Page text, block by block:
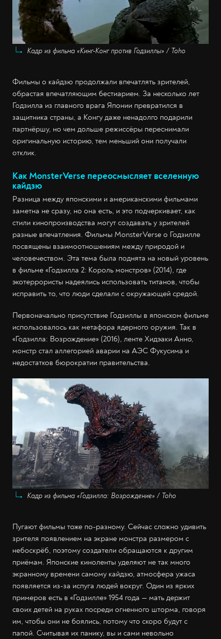
Кадр из фильма «Кинг-Конг против Годзиллы» / Toho
Фильмы о кайдзю продолжали впечатлять зрителей,
обрастая впечатляющим бестиарием. За несколько лет
Годзилла из главного врага Японии превратился в
защитника страны, а Конгу даже ненадолго подарили
партнёршу, но чем дольше режиссёры переснимали
оригинальную историю, тем меньший они получали
отклик.
Как MonsterVerse переосмысляет вселенную
кайдзю
Разница между японскими и американскими фильмами
заметна не сразу, но она есть, и это подчеркивает, как
стили кинопроизводства могут создавать у зрителей
разные впечатления. Фильмы MonsterVerse о Годзилле
посвящены взаимоотношениям между природой и
человечеством. Эта тема была поднята на новый уровень
в фильме «Годзилла 2: Король монстров» (2014), где
экотеррористы надеялись использовать титанов, чтобы
исправить то, что люди сделали с окружающей средой.
Первоначально присутствие Годзиллы в японском фильме
использовалось как метафора ядерного оружия. Так в
«Годзилла: Возрождение» (2016), ленте Хидэаки Анно,
монстр стал аллегорией аварии на АЭС Фукусима и
недостатков бюрократии правительства.
Кадр из фильма «Годзилла: Возрождение» / Toho
Пугают фильмы тоже по-разному. Сейчас сложно удивить
зрителя появлением на экране монстра размером с
небоскрёб, поэтому создатели обращаются к другим
приёмам. Японские киноленты уделяют не так много
экранному времени самому кайдзю, атмосфера ужаса
появляется из-за испуга людей вокруг. Один из ярких
примеров есть в «Годзилле» 1954 года — мать держит
своих детей на руках посреди огненного шторма, говоря
им, чтобы они не боялись, потому что скоро будут с
папой. Считывая их панику, вы и сами невольно